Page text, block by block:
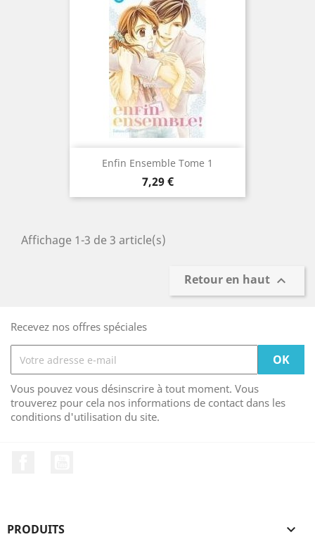
Enfin Ensemble Tome 1
Prix
7,29 €
Affichage 1-3 de 3 article(s)
Retour en haut 
Recevez nos offres spéciales
Vous pouvez vous désinscrire à tout moment. Vous
trouverez pour cela nos informations de contact dans les
conditions d'utilisation du site.
PRODUITS 